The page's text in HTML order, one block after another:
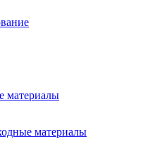
материалы
материалы